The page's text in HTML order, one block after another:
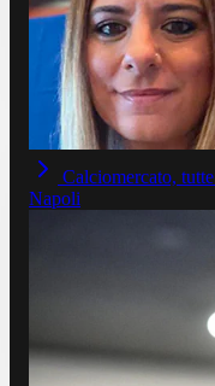
Calciomercato,
Napoli